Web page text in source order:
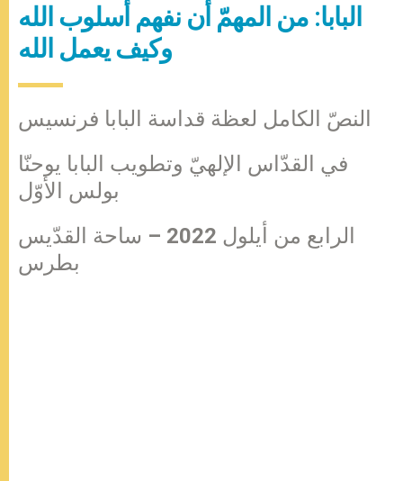
البابا: من المهمّ أن نفهم أسلوب الله
وكيف يعمل الله
النصّ الكامل لعظة قداسة البابا فرنسيس
في القدّاس الإلهيّ وتطويب البابا يوحنّا
بولس الأوّل
الرابع من أيلول 2022 – ساحة القدّيس
بطرس